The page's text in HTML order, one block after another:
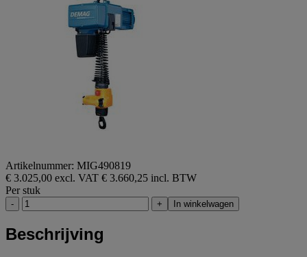
Artikelnummer: MIG490819
€ 3.025,00 excl. VAT € 3.660,25 incl. BTW
Per stuk
- + In winkelwagen
Beschrijving